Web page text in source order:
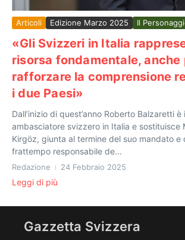
Articoli Edizione Marzo 2025 Il
«Gli Svizzeri in Italia
risorsa fondamentale, anche
rafforzare la comprensione
i due Paesi»
Dall’inizio di quest’anno Roberto Balzaretti è
ambasciatore svizzero in Italia e sostituisce
Kirgöz, giunta al termine del suo mandato e
frattempo responsabile de...
Redazione 24 Febbraio 2025
Leggi di più
Gazzetta Svizzera